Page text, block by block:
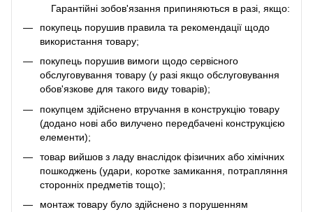
Гарантійні зобов'язання припиняються в разі, якщо:
покупець порушив правила та рекомендації щодо
використання товару;
покупець порушив вимоги щодо сервісного
обслуговування товару (у разі якщо обслуговування
обов'язкове для такого виду товарів);
покупцем здійснено втручання в конструкцію товару
(додано нові або вилучено передбачені конструкцією
елементи);
товар вийшов з ладу внаслідок фізичних або хімічних
пошкоджень (удари, коротке замикання, потрапляння
сторонніх предметів тощо);
монтаж товару було здійснено з порушенням